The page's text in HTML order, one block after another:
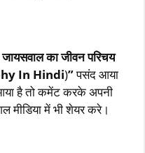
का जीवन परिचय
In Hindi)”पसंद आया
है तो कमेंट करके अपनी
मीडिया में भी शेयर करे।